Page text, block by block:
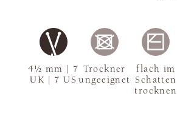
4½ mm | 7
UK | 7 US
Trockner
ungeeignet
flach im
Schatten
trocknen